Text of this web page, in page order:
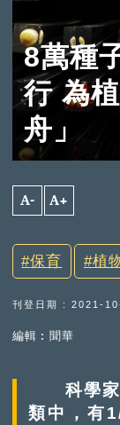
8萬種
行 為
舟」
A- A+
保育 植
刊登日期 : 2021-
編輯︰聞華
科學家
類中，有